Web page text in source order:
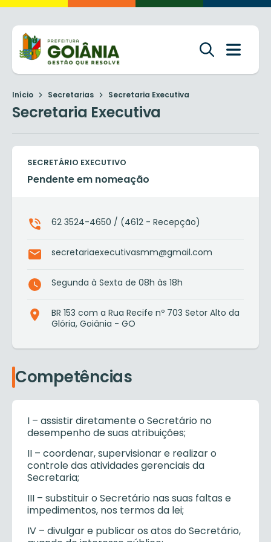
Início Secretarias Secretaria Executiva
Secretaria Executiva
SECRETÁRIO EXECUTIVO
Pendente em nomeação
62 3524-4650 / (4612 - Recepção)
secretariaexecutivasmm@gmail.com
Segunda à Sexta de 08h às 18h
BR 153 com a Rua Recife nº 703 Setor Alto da
Glória, Goiânia - GO
Competências
I – assistir diretamente o Secretário no
desempenho de suas atribuições;
II – coordenar, supervisionar e realizar o
controle das atividades gerenciais da
Secretaria;
III – substituir o Secretário nas suas faltas e
impedimentos, nos termos da lei;
IV – divulgar e publicar os atos do Secretário,